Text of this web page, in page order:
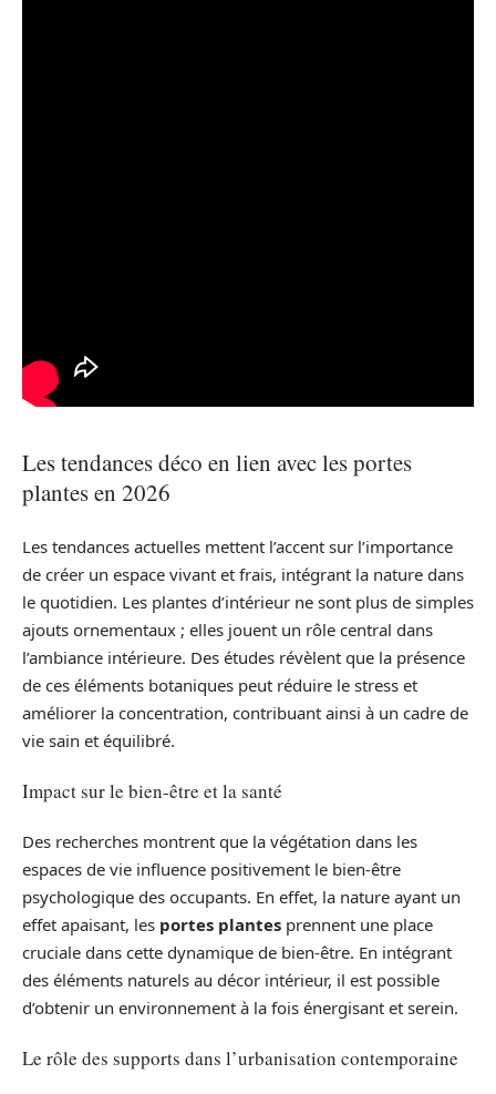
Les tendances déco en lien avec les portes
plantes en 2026
Les tendances actuelles mettent l’accent sur l’importance
de créer un espace vivant et frais, intégrant la nature dans
le quotidien. Les plantes d’intérieur ne sont plus de simples
ajouts ornementaux ; elles jouent un rôle central dans
l’ambiance intérieure. Des études révèlent que la présence
de ces éléments botaniques peut réduire le stress et
améliorer la concentration, contribuant ainsi à un cadre de
vie sain et équilibré.
Impact sur le bien-être et la santé
Des recherches montrent que la végétation dans les
espaces de vie influence positivement le bien-être
psychologique des occupants. En effet, la nature ayant un
effet apaisant, les portes plantes prennent une place
cruciale dans cette dynamique de bien-être. En intégrant
des éléments naturels au décor intérieur, il est possible
d’obtenir un environnement à la fois énergisant et serein.
Le rôle des supports dans l’urbanisation contemporaine